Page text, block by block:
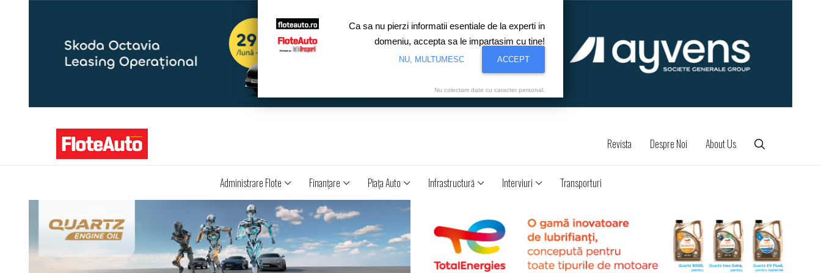
Revista Despre Noi About Us
Administrare Flote Finanţare Piaţa Auto Infrastructură Interviuri Transporturi
Ca sa nu pierzi informatii esentiale de la experti in
domeniu, accepta sa le impartasim cu tine!
NU, MULTUMESC ACCEPT
Nu colectam date cu caracter personal.